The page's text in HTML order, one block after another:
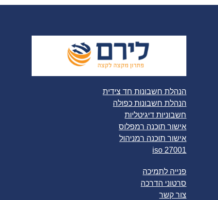
הנהלת חשבונות חד צידית
הנהלת חשבונות כפולה
חשבוניות דיגיטליות
אישור תוכנה רמפלוס
אישור תוכנה רמניהול
iso 27001
פנייה לתמיכה
סרטוני הדרכה
צור קשר